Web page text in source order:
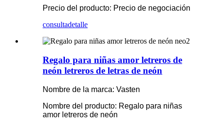
Precio del producto: Precio de negociación
consultadetalle
Regalo para niñas amor letreros de
neón letreros de letras de neón
Nombre de la marca: Vasten
Nombre del producto: Regalo para niñas
amor letreros de neón